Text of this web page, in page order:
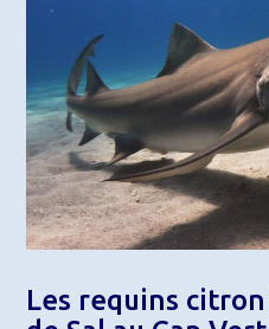
Les requins